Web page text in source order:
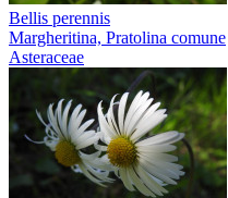
Bellis perennis
Margheritina, Pratolina comune
Asteraceae